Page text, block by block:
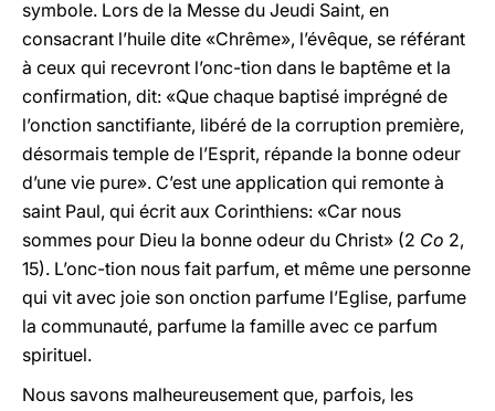
symbole. Lors de la Messe du Jeudi Saint, en
consacrant l’huile dite «Chrême», l’évêque, se référant
à ceux qui recevront l’onc-tion dans le baptême et la
confirmation, dit: «Que chaque baptisé imprégné de
l’onction sanctifiante, libéré de la corruption première,
désormais temple de l’Esprit, répande la bonne odeur
d’une vie pure». C’est une application qui remonte à
saint Paul, qui écrit aux Corinthiens: «Car nous
sommes pour Dieu la bonne odeur du Christ» (2 Co 2,
15). L’onc-tion nous fait parfum, et même une personne
qui vit avec joie son onction parfume l’Eglise, parfume
la communauté, parfume la famille avec ce parfum
spirituel.
Nous savons malheureusement que, parfois, les